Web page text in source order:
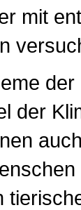
mit
der
der